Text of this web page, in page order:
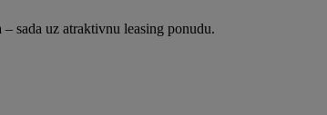
i prostor bez kompromisa